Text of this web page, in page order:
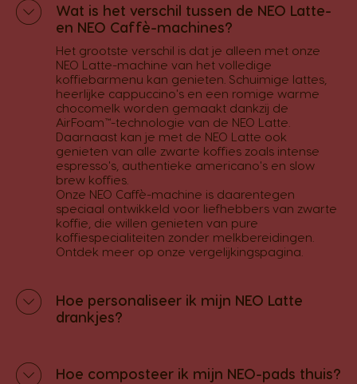
Wat is het verschil tussen de NEO Latte-
en NEO Caffè-machines?
Het grootste verschil is dat je alleen met onze
NEO Latte-machine van het volledige
koffiebarmenu kan genieten. Schuimige lattes,
heerlijke cappuccino's en een romige warme
chocomelk worden gemaakt dankzij de
AirFoam™-technologie van de NEO Latte.
Daarnaast kan je met de NEO Latte ook
genieten van alle zwarte koffies zoals intense
espresso's, authentieke americano's en slow
brew koffies.
Onze NEO Caffè-machine is daarentegen
speciaal ontwikkeld voor liefhebbers van zwarte
koffie, die willen genieten van pure
koffiespecialiteiten zonder melkbereidingen.
Ontdek meer op onze vergelijkingspagina.
Hoe personaliseer ik mijn NEO Latte
drankjes?
Hoe composteer ik mijn NEO-pads thuis?